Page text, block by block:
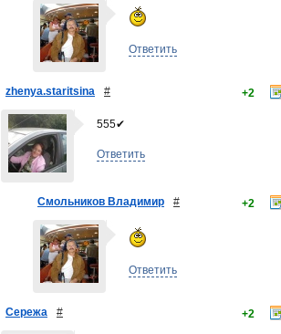
Ответить
zhenya.staritsina # +2
555✔
Ответить
Смольников Владимир # +2
Ответить
Сережа # +2